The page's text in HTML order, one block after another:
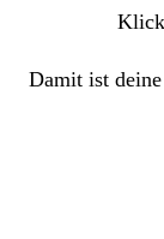
Damit ist